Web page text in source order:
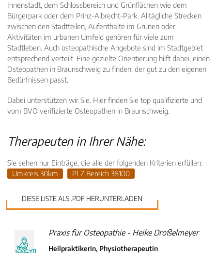
Innenstadt, dem Schlossbereich und Grünflächen wie dem
Bürgerpark oder dem Prinz-Albrecht-Park. Alltägliche Strecken
zwischen den Stadtteilen, Aufenthalte im Grünen oder
Aktivitäten im urbanen Umfeld gehören für viele zum
Stadtleben. Auch osteopathische Angebote sind im Stadtgebiet
entsprechend verteilt. Eine gezielte Orientierung hilft dabei, einen
Osteopathen in Braunschweig zu finden, der gut zu den eigenen
Bedürfnissen passt.
Dabei unterstützen wir Sie. Hier finden Sie top qualifizierte und
vom BVO verifizierte Osteopathen in Braunschweig:
Therapeuten in Ihrer Nähe:
Sie sehen nur Einträge, die alle der folgenden Kriterien erfüllen:
Umkreis 30km
PLZ Bereich 38100
DIESE LISTE ALS .PDF HERUNTERLADEN
Praxis für Osteopathie - Heike Droßelmeyer
Heilpraktikerin, Physiotherapeutin
INHALTSTYP
Therapeuten
Schulen